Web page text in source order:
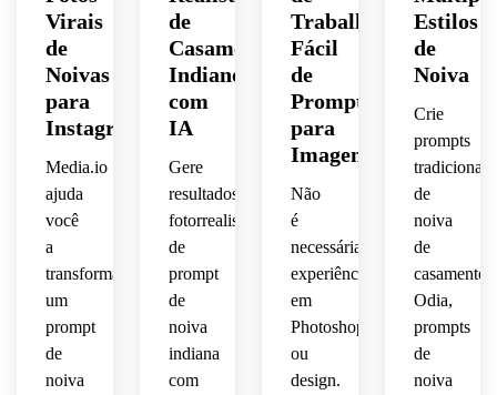
composição
cinematográfica.
fotografia
de
indiano.
Virais
de
Noivas
para
Instagram
Media.io
ajuda
você
a
transformar
um
prompt
de
noiva
de
Casamento
Indiano
com
IA
Gere
resultados
fotorrealistas
de
prompt
de
noiva
indiana
com
Trabalho
Fácil
de
Prompt
para
Imagem
Não
é
necessária
experiência
em
Photoshop
ou
design.
Estilos
de
Noiva
Crie
prompts
tradicionais
de
noiva
de
casamento
Odia,
prompts
de
noiva